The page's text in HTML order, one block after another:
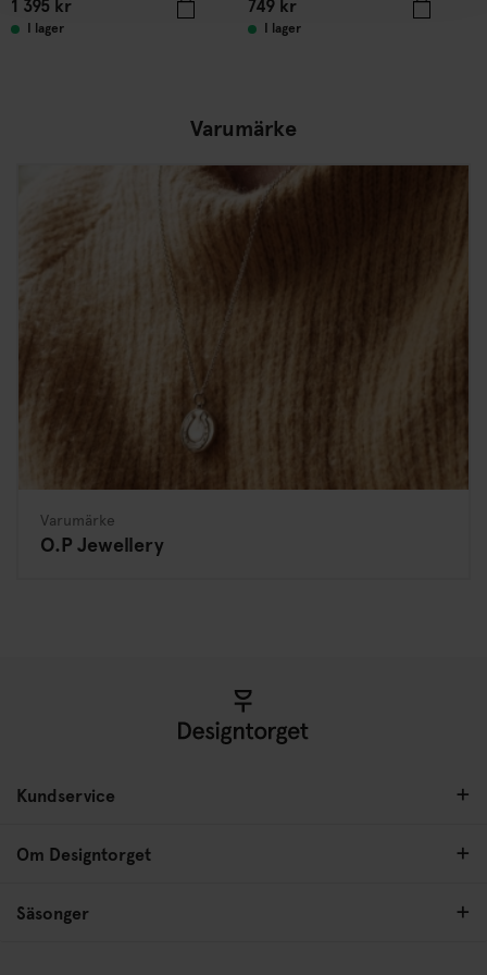
1 395 kr
I lager
749kr
I lager
Varumärke
Varumärke
O.P Jewellery
Kundservice
Om Designtorget
Säsonger